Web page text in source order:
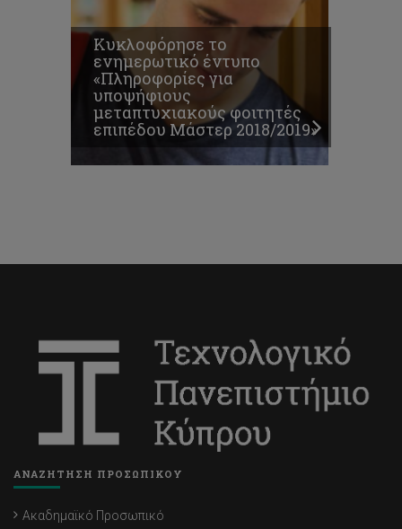
Κυκλοφόρησε το
ενημερωτικό έντυπο
«Πληροφορίες για
υποψήφιους
μεταπτυχιακούς φοιτητές
επιπέδου Μάστερ 2018/2019»
ΑΝΑΖΗΤΗΣΗ ΠΡΟΣΩΠΙΚΟΥ
Ακαδημαϊκό Προσωπικό